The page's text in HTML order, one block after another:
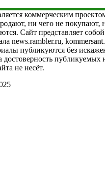
коммерческим
ни чего не покупают,
Сайт представляет
news.rambler.ru,
публикуются без
достоверность публикуемых
не несёт.